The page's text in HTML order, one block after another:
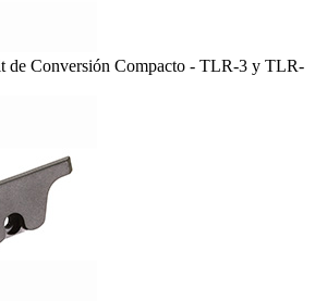
Conversión Compacto - TLR-3 y TLR-